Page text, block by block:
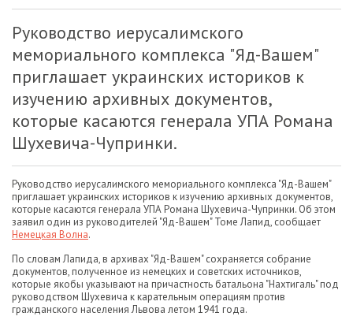
Руководство иерусалимского
мемориального комплекса "Яд-Вашем"
приглашает украинских историков к
изучению архивных документов,
которые касаются генерала УПА Романа
Шухевича-Чупринки.
Руководство иерусалимского мемориального комплекса "Яд-Вашем"
приглашает украинских историков к изучению архивных документов,
которые касаются генерала УПА Романа Шухевича-Чупринки. Об этом
заявил один из руководителей "Яд-Вашем" Томе Лапид, сообщает
Немецкая Волна.
По словам Лапида, в архивах "Яд-Вашем" сохраняется собрание
документов, полученное из немецких и советских источников,
которые якобы указывают на причастность батальона "Нахтигаль" под
руководством Шухевича к карательным операциям против
гражданского населения Львова летом 1941 года.